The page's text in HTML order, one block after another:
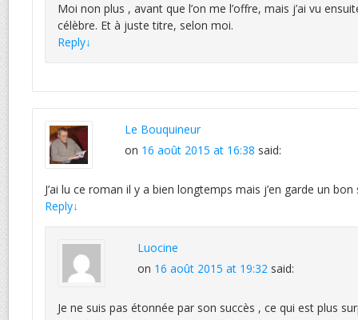
Moi non plus , avant que l’on me l’offre, mais j’ai vu
célèbre. Et à juste titre, selon moi.
Reply↓
Le Bouquineur
on 16 août 2015 at 16:38 said:
J’ai lu ce roman il y a bien longtemps mais j’en garde un
Reply↓
Luocine
on 16 août 2015 at 19:32 said:
Je ne suis pas étonnée par son succès , ce qui est plus